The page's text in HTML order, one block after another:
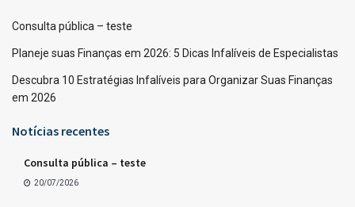
Consulta pública – teste
Planeje suas Finanças em 2026: 5 Dicas Infalíveis de Especialistas
Descubra 10 Estratégias Infalíveis para Organizar Suas Finanças
em 2026
Notícias recentes
Consulta pública – teste
20/07/2026